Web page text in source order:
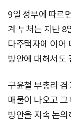
9일 정부에 따르
계 부처는 지난 8
다주택자에 이어
방안에 대해서도
구윤철 부총리
매물이 나오고
방안을 지속 논